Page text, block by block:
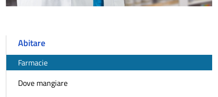
Abitare
Farmacie
Dove mangiare